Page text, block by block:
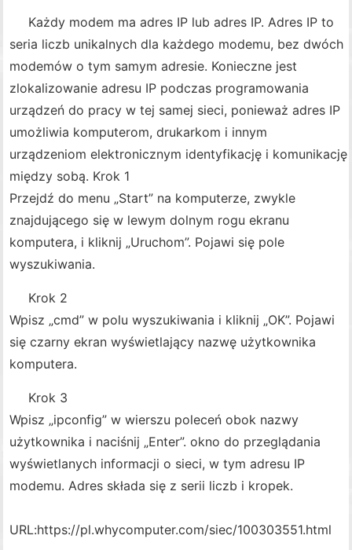
Każdy modem ma adres IP lub adres IP. Adres IP to
seria liczb unikalnych dla każdego modemu, bez dwóch
modemów o tym samym adresie. Konieczne jest
zlokalizowanie adresu IP podczas programowania
urządzeń do pracy w tej samej sieci, ponieważ adres IP
umożliwia komputerom, drukarkom i innym
urządzeniom elektronicznym identyfikację i komunikację
między sobą. Krok 1
Przejdź do menu „Start” na komputerze, zwykle
znajdującego się w lewym dolnym rogu ekranu
komputera, i kliknij „Uruchom”. Pojawi się pole
wyszukiwania.
Krok 2
Wpisz „cmd” w polu wyszukiwania i kliknij „OK”. Pojawi
się czarny ekran wyświetlający nazwę użytkownika
komputera.
Krok 3
Wpisz „ipconfig” w wierszu poleceń obok nazwy
użytkownika i naciśnij „Enter”. okno do przeglądania
wyświetlanych informacji o sieci, w tym adresu IP
modemu. Adres składa się z serii liczb i kropek.
URL:https://pl.whycomputer.com/siec/100303551.html